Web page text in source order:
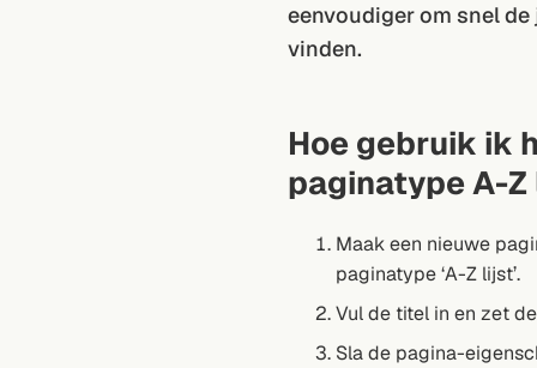
eenvoudiger om snel
vinden.
Hoe gebruik ik
paginatype A-
Maak een nieuwe
paginatype ‘A-Z lijst’.
Vul de titel in en zet
Sla de pagina-